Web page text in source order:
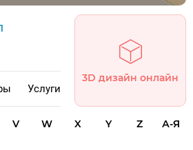
Услуги
3D дизайн онлайн
V W X Y Z А-Я